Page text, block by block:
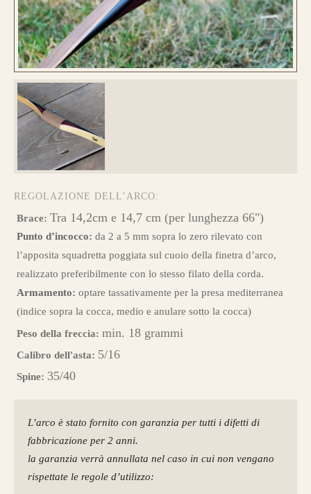
REGOLAZIONE DELL’ARCO:
Brace: Tra 14,2cm e 14,7 cm (per lunghezza 66")
Punto d’incocco: da 2 a 5 mm sopra lo zero rilevato con
l’apposita squadretta poggiata sul cuoio della finetra d’arco,
realizzato preferibilmente con lo stesso filato della corda.
Armamento: optare tassativamente per la presa mediterranea
(indice sopra la cocca, medio e anulare sotto la cocca)
Peso della freccia: min. 18 grammi
Calibro dell'asta: 5/16
Spine: 35/40
L’arco è stato fornito con garanzia per tutti i difetti di
fabbricazione per 2 anni.
la garanzia verrà annullata nel caso in cui non vengano
rispettate le regole d’utilizzo: